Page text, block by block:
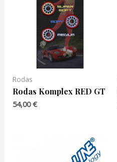
Rodas
Rodas Komplex RED GT
54,00€